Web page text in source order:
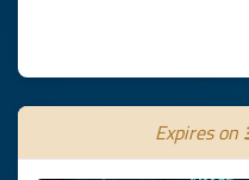
Expires on